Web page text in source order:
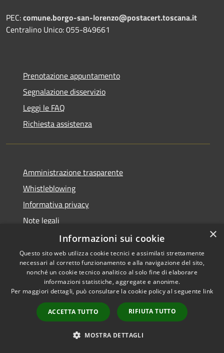
PEC:comune.borgo-san-lorenzo@postacert.toscana.it
Centralino Unico: 055-849661
Prenotazione appuntamento
Segnalazione disservizio
Leggi le FAQ
Richiesta assistenza
Amministrazione trasparente
Whistleblowing
Informativa privacy
Note legali
Dichiarazione di accessibilità
RSS
Accessibilità
Copyright © 2026 • Comune di
byMunicipium
Accesso
redazione
×
Informazioni sui cookie
Questo sito web utilizza cookie tecnici e assimilati strettamente
necessari al corretto funzionamento e alla navigazione del sito,
nonché un cookie tecnico analitico al solo fine di elaborare
informazioni statistiche, aggregate e anonime.
Per maggiori dettagli, può consultare la cookie policy al seguente link
ACCETTA TUTTO RIFIUTA TUTTO
MOSTRA DETTAGLI